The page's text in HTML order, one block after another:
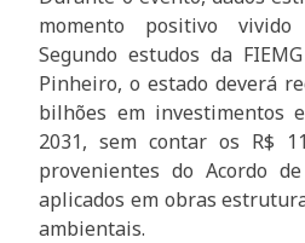
momento positivo
Segundo estudos da
Pinheiro, o estado deverá
bilhões em investimentos
2031, sem contar os R$
provenientes do Acordo
aplicados em obras
ambientais.